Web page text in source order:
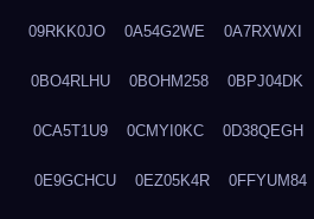
09RKK0JO 0A54G2WE 0A7RXWXI
0BO4RLHU 0BOHM258 0BPJ04DK
0CA5T1U9 0CMYI0KC 0D38QEGH
0E9GCHCU 0EZ05K4R 0FFYUM84